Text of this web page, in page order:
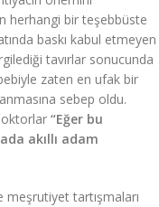
herhangi bir teşebbüste
baskı kabul etmeyen
tavırlar sonucunda
zaten en ufak bir
sebep oldu.
“Eğer bu
akıllı adam
meşrutiyet tartışmaları